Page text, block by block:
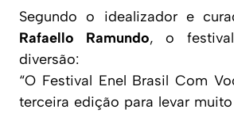
Segundo o idealizador e
Rafaello Ramundo, o
diversão:
“O Festival Enel Brasil Com
terceira edição para levar